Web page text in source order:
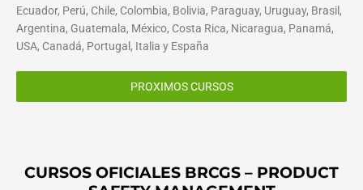
Ecuador, Perú, Chile, Colombia, Bolivia, Paraguay, Uruguay, Brasil,
Argentina, Guatemala, México, Costa Rica, Nicaragua, Panamá,
USA, Canadá, Portugal, Italia y España
PROXIMOS CURSOS
CURSOS OFICIALES BRCGS – PRODUCT